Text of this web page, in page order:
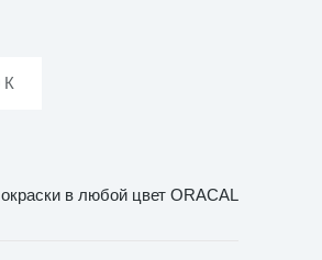
К
в любой цвет ORACAL